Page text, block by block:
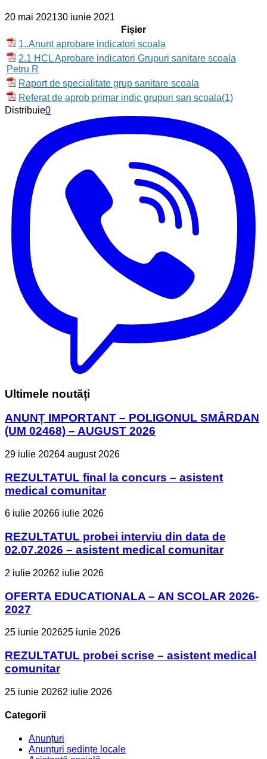
20 mai 202130 iunie 2021
Fișier
1..Anunt aprobare indicatori scoala
2.1 HCL Aprobare indicatori Grupuri sanitare scoala
Petru R
Raport de specialitate grup sanitare scoala
Referat de aprob primar indic grupuri san scoala(1)
Distribuie0
Ultimele noutăți
ANUNȚ IMPORTANT – POLIGONUL SMÂRDAN
(UM 02468) – AUGUST 2026
29 iulie 20264 august 2026
REZULTATUL final la concurs – asistent
medical comunitar
6 iulie 20266 iulie 2026
REZULTATUL probei interviu din data de
02.07.2026 – asistent medical comunitar
2 iulie 20262 iulie 2026
OFERTA EDUCATIONALA – AN SCOLAR 2026-
2027
25 iunie 202625 iunie 2026
REZULTATUL probei scrise – asistent medical
comunitar
25 iunie 20262 iulie 2026
Categorii
Anunțuri
Anunțuri ședințe locale